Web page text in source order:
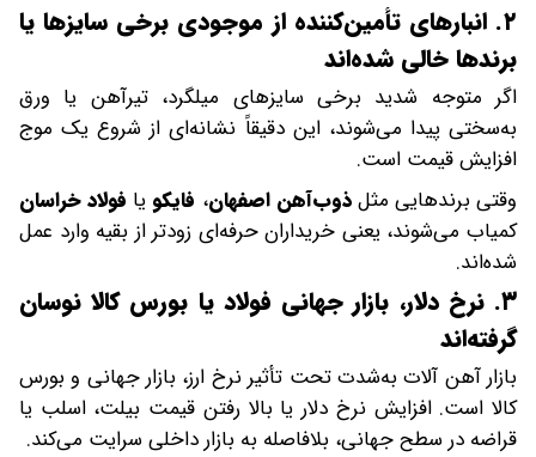
۲. انبارهای تأمین‌کننده از موجودی برخی سایزها یا
برندها خالی شده‌اند
اگر متوجه شدید برخی سایزهای میلگرد، تیرآهن یا ورق
به‌سختی پیدا می‌شوند، این دقیقاً نشانه‌ای از شروع یک موج
افزایش قیمت است.
وقتی برندهایی مثلذوب‌آهن اصفهان، فایکو یا فولاد خراسان
کمیاب می‌شوند، یعنی خریداران حرفه‌ای زودتر از بقیه وارد عمل
شده‌اند.
۳. نرخ دلار، بازار جهانی فولاد یا بورس کالا نوسان
گرفته‌اند
بازار آهن آلات به‌شدت تحت تأثیر نرخ ارز، بازار جهانی و بورس
کالا است. افزایش نرخ دلار یا بالا رفتن قیمت بیلت، اسلب یا
قراضه در سطح جهانی، بلافاصله به بازار داخلی سرایت می‌کند.